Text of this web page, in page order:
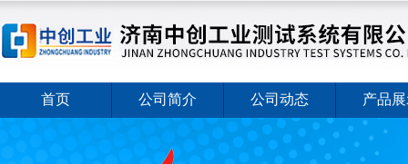
首页 公司简介 公司动态 产品